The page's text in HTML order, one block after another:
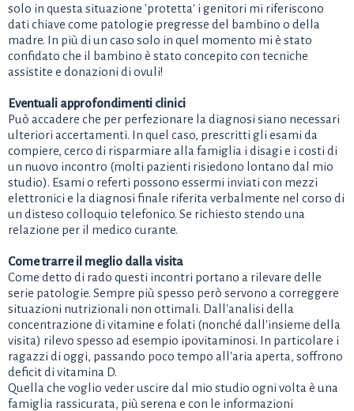
solo in questa situazione 'protetta' i genitori mi riferiscono
dati chiave come patologie pregresse del bambino o della
madre. In più di un caso solo in quel momento mi è stato
confidato che il bambino è stato concepito con tecniche
assistite e donazioni di ovuli!
Eventuali approfondimenti clinici
Può accadere che per perfezionare la diagnosi siano necessari
ulteriori accertamenti. In quel caso, prescritti gli esami da
compiere, cerco di risparmiare alla famiglia i disagi e i costi di
un nuovo incontro (molti pazienti risiedono lontano dal mio
studio). Esami o referti possono essermi inviati con mezzi
elettronici e la diagnosi finale riferita verbalmente nel corso di
un disteso colloquio telefonico. Se richiesto stendo una
relazione per il medico curante.
Come trarre il meglio dalla visita
Come detto di rado questi incontri portano a rilevare delle
serie patologie. Sempre più spesso però servono a correggere
situazioni nutrizionali non ottimali. Dall'analisi della
concentrazione di vitamine e folati (nonché dall'insieme della
visita) rilevo spesso ad esempio ipovitaminosi. In particolare i
ragazzi di oggi, passando poco tempo all'aria aperta, soffrono
deficit di vitamina D.
Quella che voglio veder uscire dal mio studio ogni volta è una
famiglia rassicurata, più serena e con le informazioni